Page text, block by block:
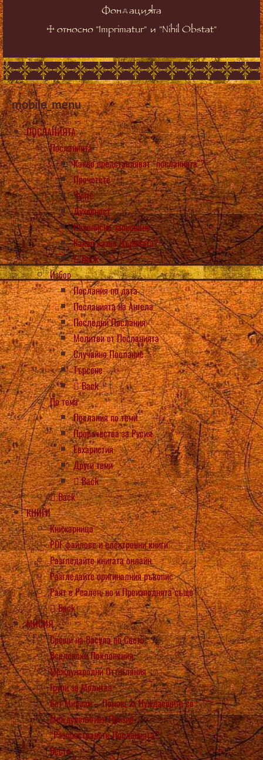
Фондацията
☩ относно "Imprimatur" и "Nihil Obstat"
mobile_menu
ПОСЛАНИЯТА
Посланията
Какво представляват “посланията”?
Прочетете
Чуйте
Духовност
Ръкописно записване
Какво казва Църквата?
Back
Избор
Послания по дата
Посланията на Ангела
Последни Послания
Молитви от Посланията
Случайно Послание
Търсене
Back
По тема
Послания по теми
Пророчества за Русия
Евхаристия
Други теми
Back
Back
КНИГИ
Книжарница
PDF файлове и електронни книги
Разгледайте книгата онлайн
Разгледайте оригиналния ръкопис
Раят е Реален, но и Преизподнята също
Back
МИСИЯ
Срещи на Васула по Света
Вселенски Поклонения
Международни Оттегляния
Групи за Молитва
Бет Мириам – Помощ за Нуждаещите се
Междурелигиен Призив
“Разпространете Посланията”!
Вести